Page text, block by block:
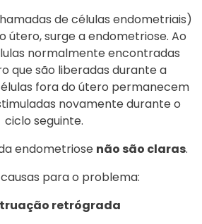
de células endometriais)
útero, surge a endometriose. Ao
normalmente encontradas
que são liberadas durante a
fora do útero permanecem
novamente durante o
ciclo seguinte.
endometriose não são claras.
para o problema:
retrógrada